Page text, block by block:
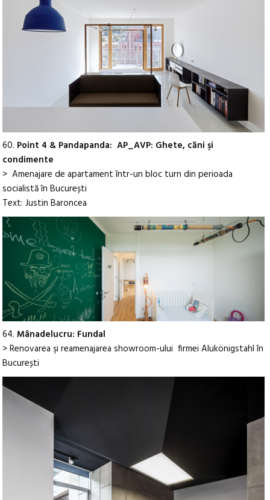
60. Point 4 & Pandapanda: AP_AVP: Ghete, căni şi
condimente
> Amenajare de apartament într-un bloc turn din perioada
socialistă în București
Text: Justin Baroncea
64.Mânadelucru: Fundal
> Renovarea şi reamenajarea showroom-ului firmei Alukönigstahl în
București